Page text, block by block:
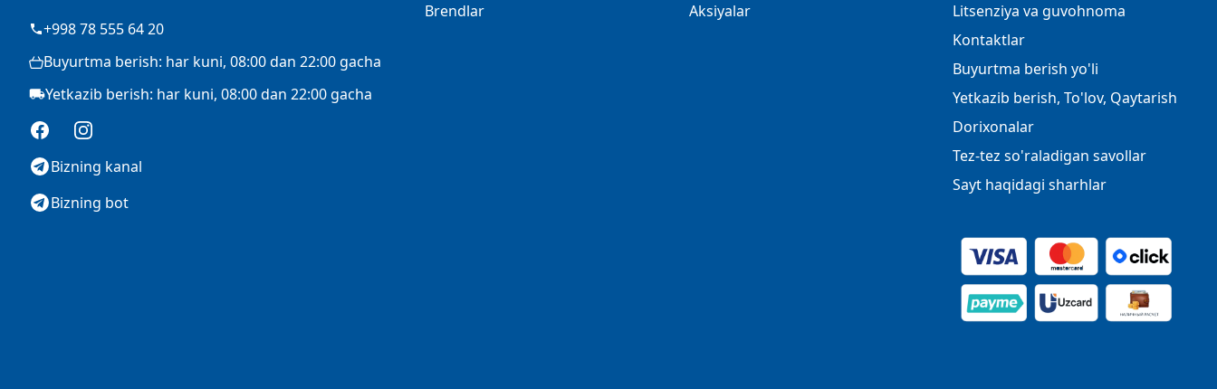
+998 78 555 64 20
Buyurtma berish: har kuni, 08:00 dan 22:00 gacha
Yetkazib berish: har kuni, 08:00 dan 22:00 gacha
FacebookInstagram
Bizning kanal
Bizning bot
Brendlar
Aksiyalar
Litsenziya va guvohnoma
Kontaktlar
Buyurtma berish yo'li
Yetkazib berish, To'lov, Qaytarish
Dorixonalar
Tez-tez so'raladigan savollar
Sayt haqidagi sharhlar